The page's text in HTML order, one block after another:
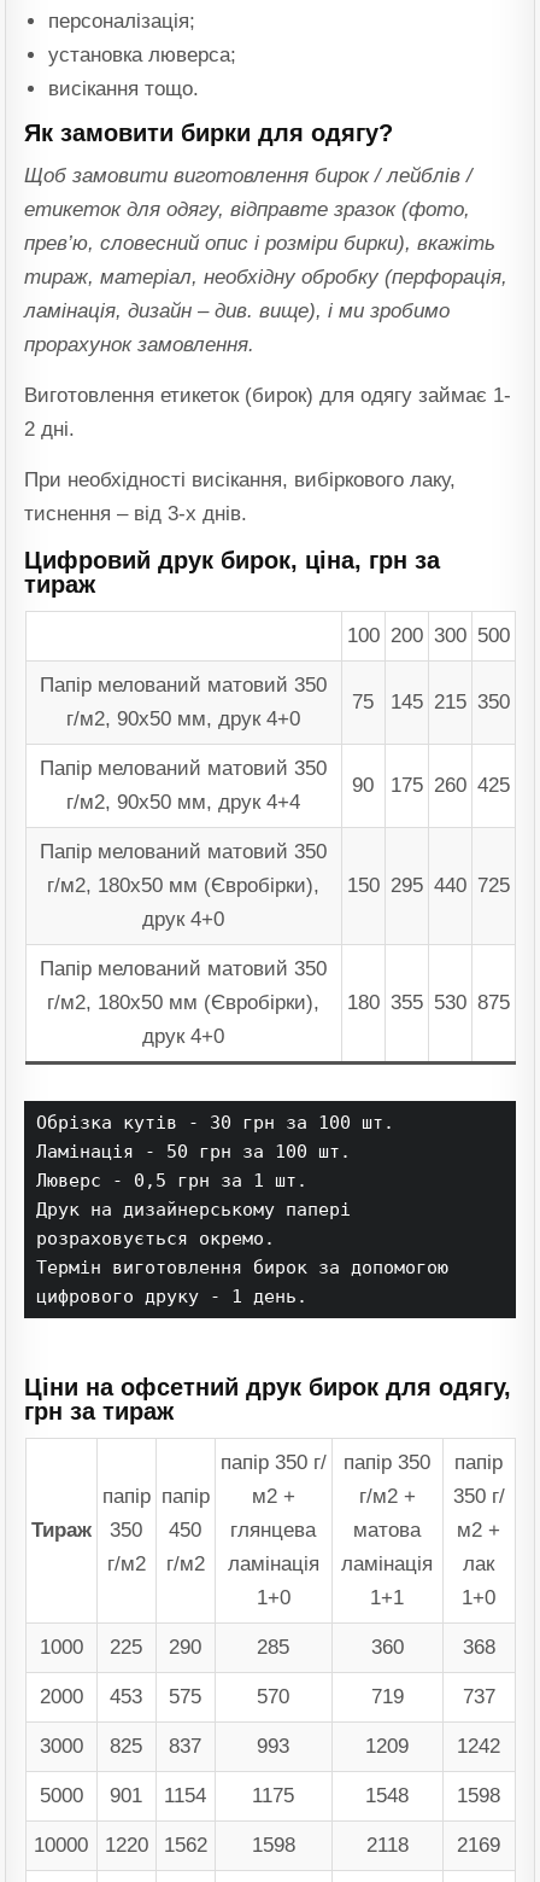
персоналізація;
установка люверса;
висікання тощо.
Як замовити бирки для одягу?
Щоб замовити виготовлення бирок / лейблів /
етикеток для одягу, відправте зразок (фото,
прев’ю, словесний опис і розміри бирки), вкажіть
тираж, матеріал, необхідну обробку (перфорація,
ламінація, дизайн – див. вище), і ми зробимо
прорахунок замовлення.
Виготовлення етикеток (бирок) для одягу займає 1-
2 дні.
При необхідності висікання, вибіркового лаку,
тиснення – від 3-х днів.
Цифровий друк бирок, ціна, грн за
тираж
100 200 300 500
Папір мелований матовий 350
г/м2, 90х50 мм, друк 4+0
75 145 215 350
Папір мелований матовий 350
г/м2, 90х50 мм, друк 4+4
90 175 260 425
Папір мелований матовий 350
г/м2, 180х50 мм (Євробірки),
друк 4+0
150 295 440 725
Папір мелований матовий 350
г/м2, 180х50 мм (Євробірки),
друк 4+0
180 355 530 875
Обрізка кутів - 30 грн за 100 шт.
Ламінація - 50 грн за 100 шт.
Люверс - 0,5 грн за 1 шт.
Друк на дизайнерському папері
розраховується окремо.
Термін виготовлення бирок за допомогою
Ціни на офсетний друк бирок для одягу,
грн за тираж
Тираж
папір
350
г/м2
папір
450
г/м2
папір 350 г/
м2 +
глянцева
ламінація
1+0
папір 350
г/м2 +
матова
ламінація
1+1
папір
350 г/
м2 +
лак
1+0
1000 225 290 285 360 368
2000 453 575 570 719 737
3000 825 837 993 1209 1242
5000 901 1154 1175 1548 1598
10000 1220 1562 1598 2118 2169